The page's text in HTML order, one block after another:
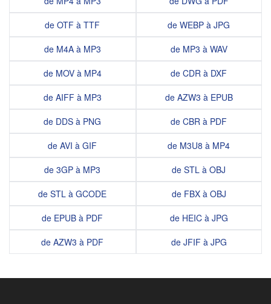
de OTF à TTF
de M4A à MP3
de MOV à MP4
de AIFF à MP3
de DDS à PNG
de AVI à GIF
de 3GP à MP3
de STL à GCODE
de EPUB à PDF
de AZW3 à PDF
de WEBP à JPG
de MP3 à WAV
de CDR à DXF
de AZW3 à EPUB
de CBR à PDF
de M3U8 à MP4
de STL à OBJ
de FBX à OBJ
de HEIC à JPG
de JFIF à JPG